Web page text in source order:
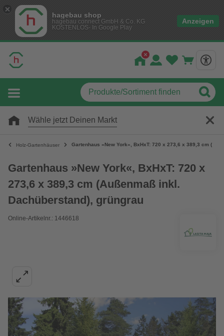
hagebau shop
hagebau connect GmbH & Co. KG
KOSTENLOS- In Google Play
Anzeigen
Wähle jetzt Deinen Markt
Holz-Gartenhäuser Gartenhaus »New York«, BxHxT: 720 x 273,6 x 389,3 cm
Gartenhaus »New York«, BxHxT: 720 x
273,6 x 389,3 cm (Außenmaß inkl.
Dachüberstand), grüngrau
Online-Artikelnr.: 1446618